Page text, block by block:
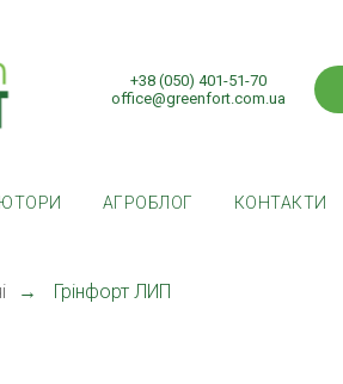
+38 (050) 401-51-70
office@greenfort.com.ua
АГРОБЛОГ КОНТАКТИ
→ Грінфорт ЛИП